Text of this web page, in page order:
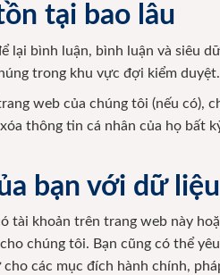
tại bao lâu
lại bình luận, bình luận và siêu
trong khu vực đợi kiểm duyệt.
web của chúng tôi (nếu có),
thông tin cá nhân của họ
bạn với dữ
tài khoản trên trang web này
chúng tôi. Bạn cũng có thể
các mục đích hành chính,